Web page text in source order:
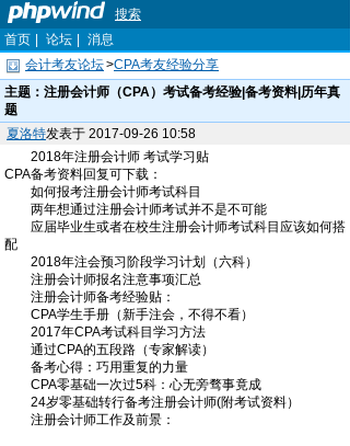
搜索
首页
论坛
消息
会计考友论坛>CPA考友经验分享
主题： 注册会计师（CPA）考试备考经验|备考资料|历年真
题
夏洛特发表于 2017-09-26 10:58
2018年注册会计师 考试学习贴
CPA备考资料回复可下载：
如何报考注册会计师考试科目
两年想通过注册会计师考试并不是不可能
应届毕业生或者在校生注册会计师考试科目应该如何搭
配
2018年注会预习阶段学习计划（六科）
注册会计师报名注意事项汇总
注册会计师备考经验贴：
CPA学生手册（新手注会，不得不看）
2017年CPA考试科目学习方法
通过CPA的五段路（专家解读）
备考心得：巧用重复的力量
CPA零基础一次过5科：心无旁骛事竟成
24岁零基础转行备考注册会计师(附考试资料）
注册会计师工作及前景：